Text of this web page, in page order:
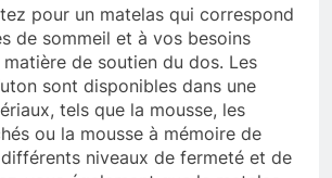
pour un matelas qui correspond
de sommeil et à vos besoins
de soutien du dos. Les
sont disponibles dans une
tels que la mousse, les
ou la mousse à mémoire de
niveaux de fermeté et de